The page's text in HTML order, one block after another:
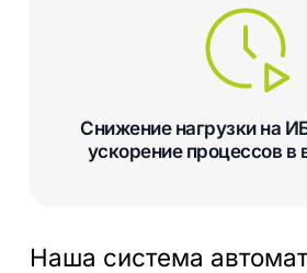
Снижение нагрузки на
ускорение процессов в
Наша система